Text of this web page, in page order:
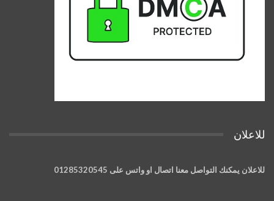
للاعلان
للاعلان يمكنك التواصل معنا اتصال او واتس على 01285320545